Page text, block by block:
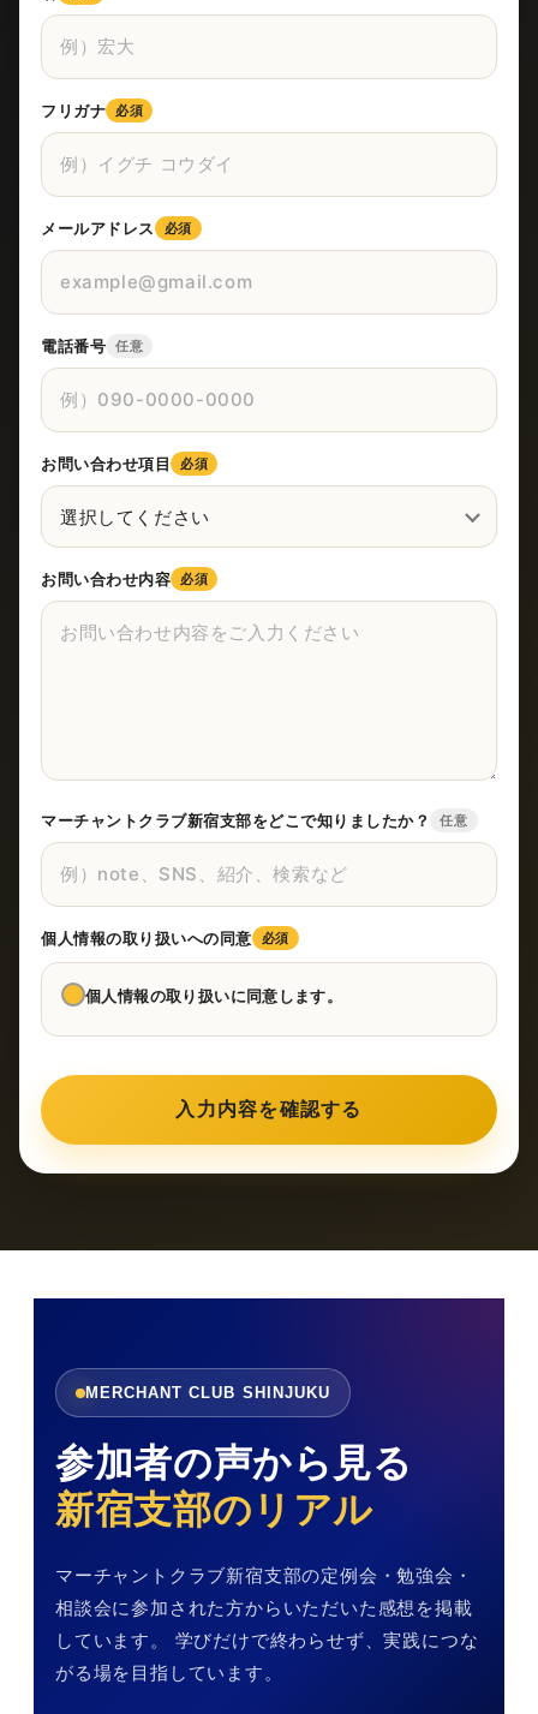
フリガナ 必須
メールアドレス 必須
電話番号 任意
お問い合わせ項目 必須
お問い合わせ内容 必須
マーチャントクラブ新宿支部をどこで知りましたか？ 任意
個人情報の取り扱いへの同意 必須
個人情報の取り扱いに同意します。
入力内容を確認する
MERCHANT CLUB SHINJUKU
参加者の声から見る
新宿支部のリアル
マーチャントクラブ新宿支部の定例会・勉強会・
相談会に参加された方からいただいた感想を掲載
しています。 学びだけで終わらせず、実践につな
がる場を目指しています。